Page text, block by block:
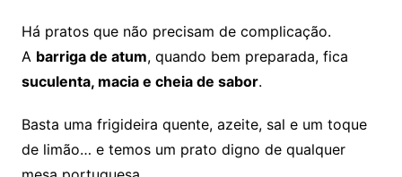
Há pratos que não precisam de complicação.
A barriga de atum, quando bem preparada, fica
suculenta, macia e cheia de sabor.
Basta uma frigideira quente, azeite, sal e um toque
de limão… e temos um prato digno de qualquer